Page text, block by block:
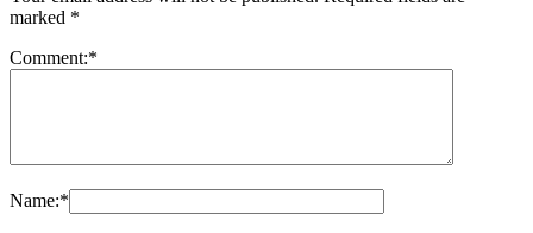
marked *
Comment:*
Name:*